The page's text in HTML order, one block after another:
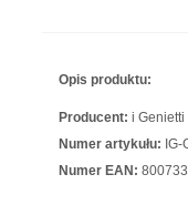
Opis produktu:
Producent: i Genietti
Numer artykułu:
Numer EAN: